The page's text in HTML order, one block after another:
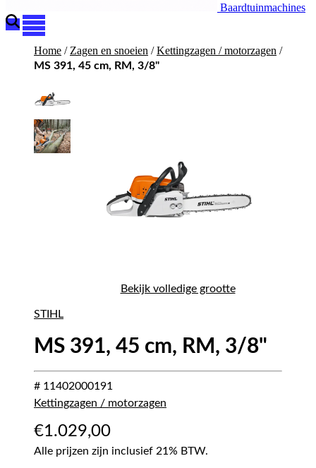
Baardtuinmachines
Home / Zagen en snoeien /Kettingzagen / motorzagen /
MS 391, 45 cm, RM, 3/8"
Bekijk volledige grootte
STIHL
MS 391, 45 cm, RM, 3/8"
# 11402000191
Kettingzagen / motorzagen
€1.029,00
Alle prijzen zijn inclusief 21% BTW.